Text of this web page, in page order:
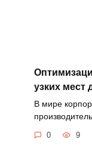
узких мест
В мире
0 9